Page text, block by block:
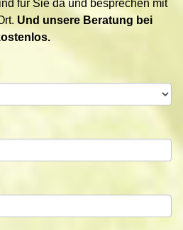
für Sie da und besprechen mit
Und unsere Beratung bei